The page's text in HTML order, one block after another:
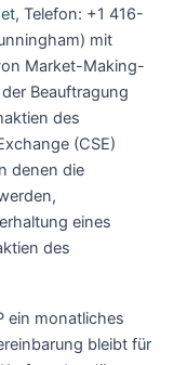
, Telefon: +1 416-
mit
Market-Making-
Beauftragung
des
(CSE)
denen die
eines
des
ein monatliches
bleibt für